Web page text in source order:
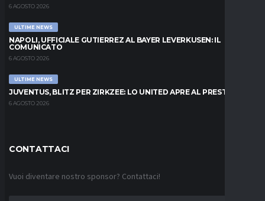
6 AGOSTO 2026
ULTIME NEWS
NAPOLI, UFFICIALE GUTIERREZ AL BAYER LEVERKUSEN: IL
COMUNICATO
6 AGOSTO 2026
ULTIME NEWS
JUVENTUS, BLITZ PER ZIRKZEE: LO UNITED APRE AL PRESTITO
6 AGOSTO 2026
CONTATTACI
Vuoi diventare nostro sponsor? Contattaci!